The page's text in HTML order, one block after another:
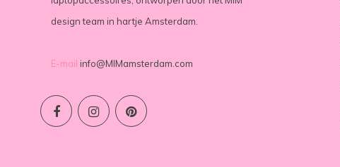
design team in hartje Amsterdam.
E-mail info@MIMamsterdam.com